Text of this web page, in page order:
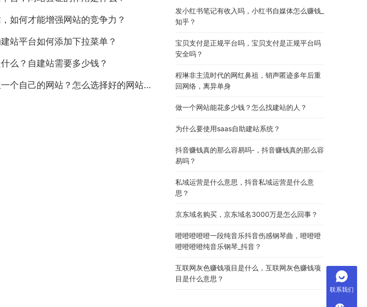
如何才能增强网站的竞争力？
站平台如何添加下拉菜单？
么？自建站需要多少钱？
个自己的网站？怎么选择好的网站域名？
发小红书笔记有收入吗，小红书自媒体怎么赚钱_
知乎？
宝贝支付是正规平台吗，宝贝支付是正规平台吗
安全吗？
程琳非主流时代的网红鼻祖，销声匿迹多年后重
回网络，离异单身
做一个网站能花多少钱？怎么找建站的人？
为什么要使用saas自助建站系统？
抖音赚钱真的那么容易吗-，抖音赚钱真的那么容
易吗？
私域运营是什么意思，抖音私域运营是什么意
思？
京东域名购买，京东域名3000万是怎么回事？
噔噔噔噔噔一段纯音乐抖音伤感钢琴曲，噔噔噔
噔噔噔噔纯音乐钢琴_抖音？
互联网灰色赚钱项目是什么，互联网灰色赚钱项
目是什么意思？
联系我们